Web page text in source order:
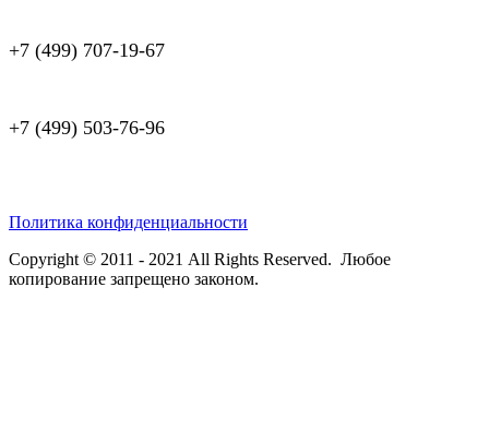
+7 (499) 707-19-67
+7 (499) 503-76-96
Политика конфиденциальности
Copyright © 2011 - 2021 All Rights Reserved. Любое
копирование запрещено законом.